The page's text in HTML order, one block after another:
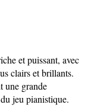
et puissant, avec
clairs et brillants.
une grande
jeu pianistique.